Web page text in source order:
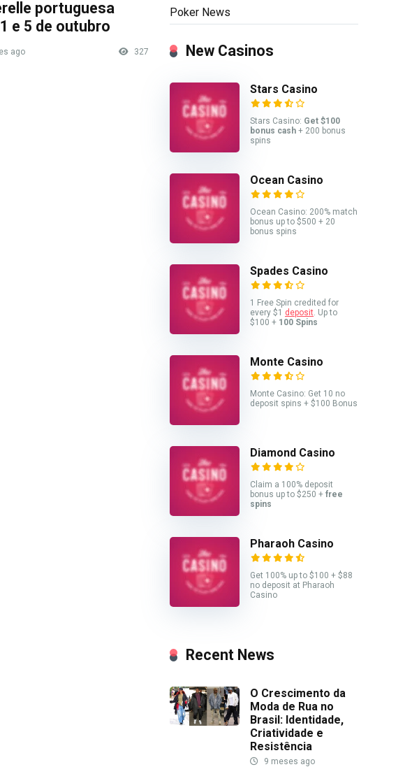
portuguesa
e 5 de outubro
ago 327
Poker News
New Casinos
Stars Casino
Stars Casino: Get $100
bonus cash + 200 bonus
spins
Ocean Casino
Ocean Casino: 200% match
bonus up to $500 + 20
bonus spins
Spades Casino
1 Free Spin credited for
every $1 deposit. Up to
$100 + 100 Spins
Monte Casino
Monte Casino: Get 10 no
deposit spins + $100 Bonus
Diamond Casino
Claim a 100% deposit
bonus up to $250 + free
spins
Pharaoh Casino
Get 100% up to $100 + $88
no deposit at Pharaoh
Casino
Recent News
O Crescimento da
Moda de Rua no
Brasil: Identidade,
Criatividade e
Resistência
9 meses ago